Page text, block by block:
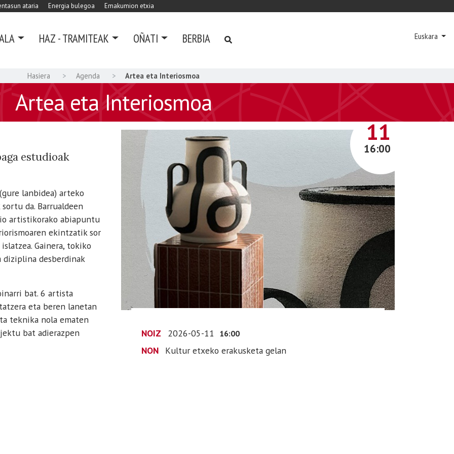
ataria Energia bulegoa Emakumion etxia
HAZ - TRAMITEAK OÑATI BERBIA Euskara
Hasiera Agenda Artea eta Interiosmoa
Artea eta Interiosmoa
MAIATZA
11
16:00
NOIZ 2026-05-11 16:00
NON Kultur etxeko erakusketa gelan
estudioak
lanbidea) arteko
da. Barrualdeen
artistikorako abiapuntu
ekintzatik sor
Gainera, tokiko
desberdinak
bat. 6 artista
eta beren lanetan
teknika nola ematen
bat adierazpen